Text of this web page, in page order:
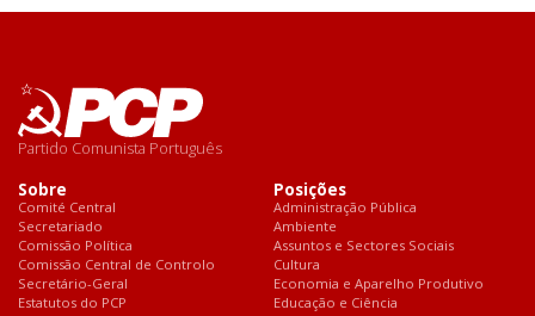
Partido Comunista Português
Sobre
Comité Central
Secretariado
Comissão Política
Comissão Central de Controlo
Secretário-Geral
Estatutos do PCP
Posições
Administração Pública
Ambiente
Assuntos e Sectores Sociais
Cultura
Economia e Aparelho Produtivo
Educação e Ciência